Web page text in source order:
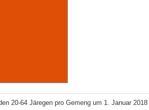
20-64 Järegen pro Gemeng um 1. Januar 2018